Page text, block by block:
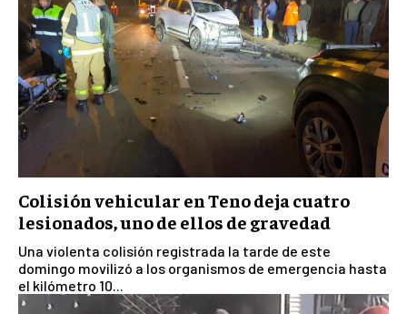
Colisión vehicular en Teno deja cuatro
lesionados, uno de ellos de gravedad
Una violenta colisión registrada la tarde de este
domingo movilizó a los organismos de emergencia hasta
el kilómetro 10...